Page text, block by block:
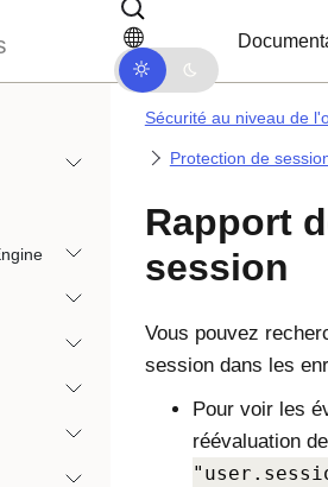
à la navigation dans les documents
Sécurité au niveau de
Protection de
Rapport
session
Vous pouvez
session dans les
Pour voir les
réévaluation